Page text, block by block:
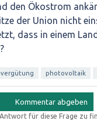
den Ökostrom
der Union nicht
dass in einem
photovoltaik
für diese Frage zu